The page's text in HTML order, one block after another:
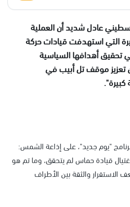
عادل شديد أن العملية
التي استهدفت قيادات حركة
أهدافها السياسية
تعزيز موقف تل أبيب في
"يوم جديد"، على إذاعة الشمس:
قيادة حماس لم يتحقق، وما تم هو
والثقة بين الأطراف